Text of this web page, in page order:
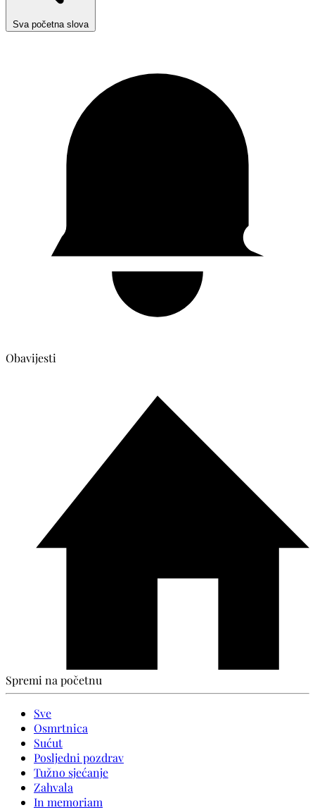
Sva početna slova
Obavijesti
Spremi na početnu
Sve
Osmrtnica
Sućut
Posljedni pozdrav
Tužno sjećanje
Zahvala
In memoriam